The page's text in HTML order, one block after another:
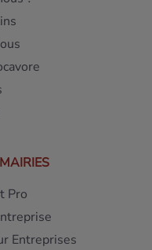
Pro
Entreprises